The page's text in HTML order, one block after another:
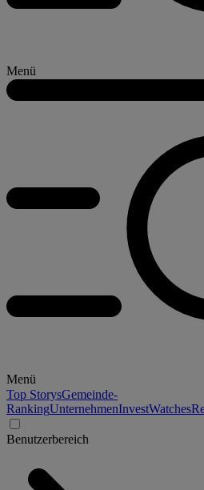
Menü
Menü
Top StorysGemeinde-
RankingUnternehmenInvestWatches
Benutzerbereich